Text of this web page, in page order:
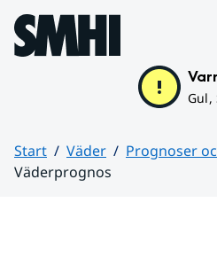
Hoppa till sidans innehåll
Gul,
Start Väder
Prognoser
Väderprognos